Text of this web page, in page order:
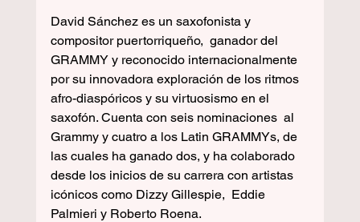
David Sánchez es un saxofonista y
compositor puertorriqueño,  ganador del
GRAMMY y reconocido internacionalmente
por su innovadora exploración de los ritmos
afro-diaspóricos y su virtuosismo en el
saxofón. Cuenta con seis nominaciones  al
Grammy y cuatro a los Latin GRAMMYs, de
las cuales ha ganado dos, y ha colaborado
desde los inicios de su carrera con artistas
icónicos como Dizzy Gillespie,  Eddie
Palmieri y Roberto Roena.